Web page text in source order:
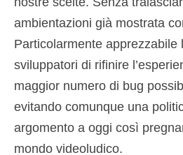
ambientazioni già mostrata
Particolarmente apprezzabile
sviluppatori di rifinire
maggior numero di bug
evitando comunque una
argomento a oggi così
mondo videoludico.